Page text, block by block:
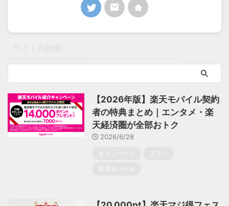
【2026年版】楽天モバイル契約
者の特典まとめ｜エンタメ・楽
天経済圏が全部おトク
2026/6/28
キャンペーン
プラン
楽天モバイル